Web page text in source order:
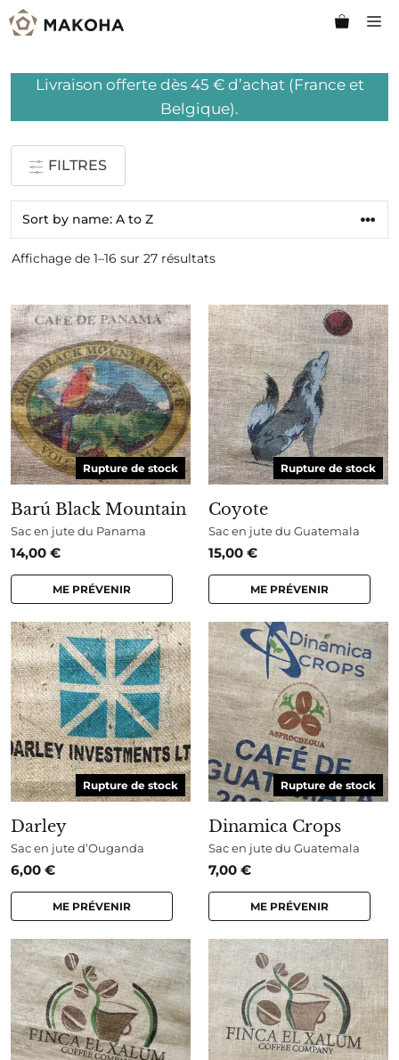
Aller
au
Livraison offerte dès 45 € d’achat (France et
Belgique).
FILTRES
Affichage de 1–16 sur 27 résultats
Rupture de stock
Barú Black Mountain
Sac en jute du Panama
14,00 €
ME PRÉVENIR
Rupture de stock
Coyote
Sac en jute du Guatemala
15,00 €
ME PRÉVENIR
Rupture de stock
Darley
Sac en jute d’Ouganda
6,00 €
ME PRÉVENIR
Rupture de stock
Dinamica Crops
Sac en jute du Guatemala
7,00 €
ME PRÉVENIR